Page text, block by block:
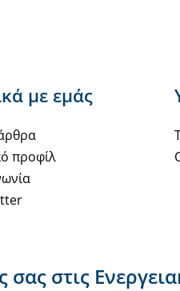
με εμάς
προφίλ
στις